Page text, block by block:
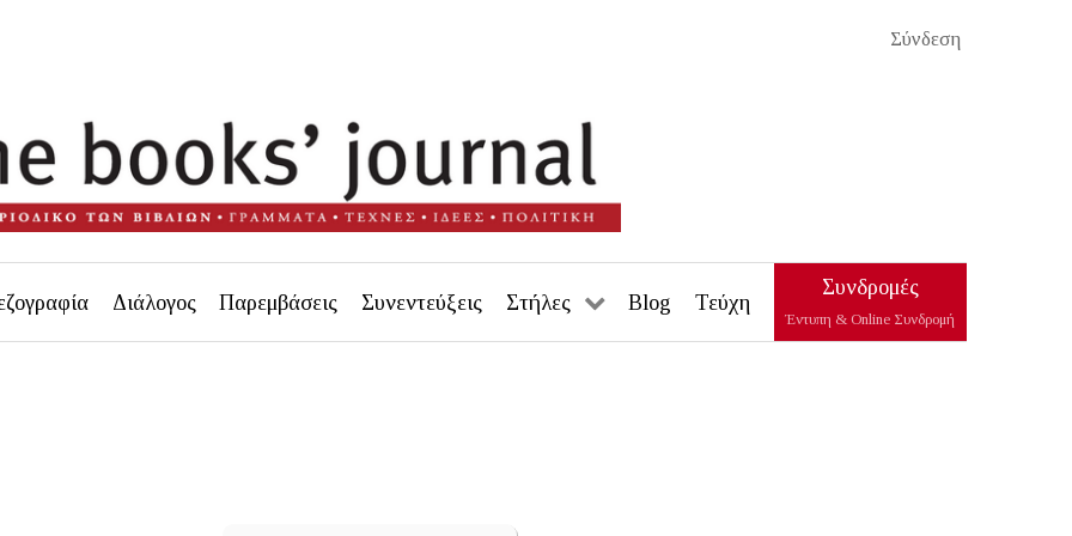
Σύνδεση
Διάλογος Παρεμβάσεις Συνεντεύξεις Στήλες Blog Τεύχη
Συνδρομές
Έντυπη & Online Συνδρομή